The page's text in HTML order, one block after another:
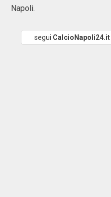
Napoli.
segui CalcioNapoli24.it